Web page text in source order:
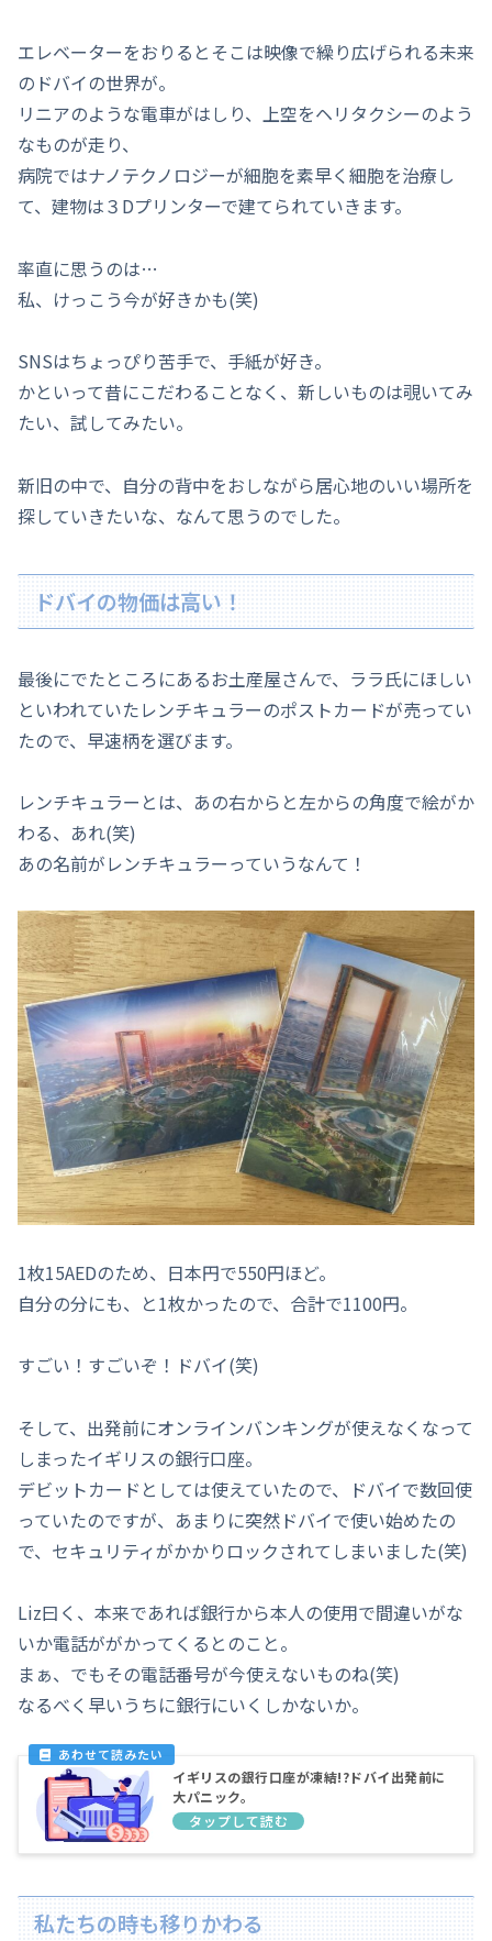
エレベーターをおりるとそこは映像で繰り広げられる未来
のドバイの世界が。
リニアのような電車がはしり、上空をヘリタクシーのよう
なものが走り、
病院ではナノテクノロジーが細胞を素早く細胞を治療し
て、建物は３Dプリンターで建てられていきます。
率直に思うのは…
私、けっこう今が好きかも(笑)
SNSはちょっぴり苦手で、手紙が好き。
かといって昔にこだわることなく、新しいものは覗いてみ
たい、試してみたい。
新旧の中で、自分の背中をおしながら居心地のいい場所を
探していきたいな、なんて思うのでした。
ドバイの物価は高い！
最後にでたところにあるお土産屋さんで、ララ氏にほしい
といわれていたレンチキュラーのポストカードが売ってい
たので、早速柄を選びます。
レンチキュラーとは、あの右からと左からの角度で絵がか
わる、あれ(笑)
あの名前がレンチキュラーっていうなんて！
1枚15AEDのため、日本円で550円ほど。
自分の分にも、と1枚かったので、合計で1100円。
すごい！すごいぞ！ドバイ(笑)
そして、出発前にオンラインバンキングが使えなくなって
しまったイギリスの銀行口座。
デビットカードとしては使えていたので、ドバイで数回使
っていたのですが、あまりに突然ドバイで使い始めたの
で、セキュリティがかかりロックされてしまいました(笑)
Liz曰く、本来であれば銀行から本人の使用で間違いがな
いか電話ががかってくるとのこと。
まぁ、でもその電話番号が今使えないものね(笑)
なるべく早いうちに銀行にいくしかないか。
イギリスの銀行口座が凍結!?ドバイ出発前に
大パニック。
私たちの時も移りかわる